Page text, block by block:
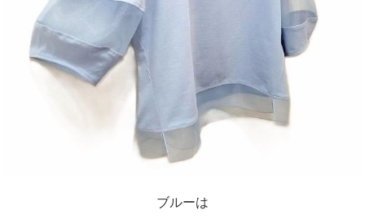
ブルーは